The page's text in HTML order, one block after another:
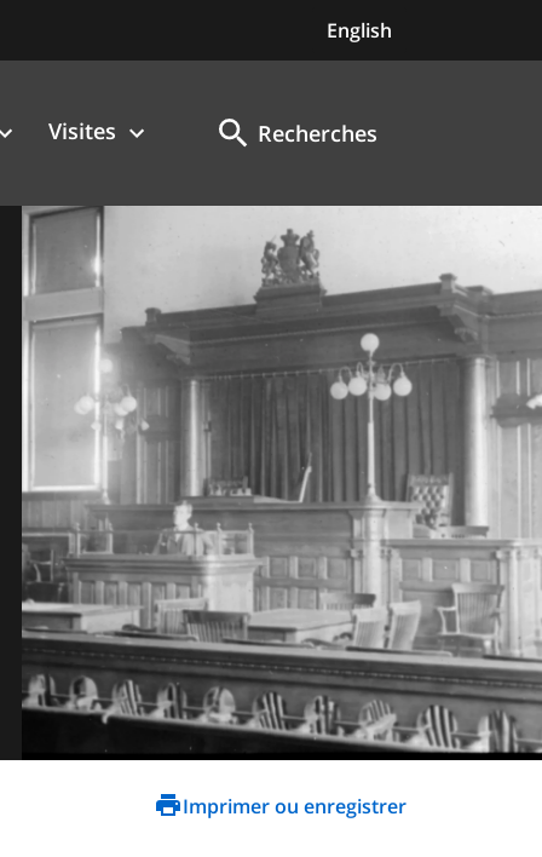
English
Visites Recherches
Imprimer ou enregistrer